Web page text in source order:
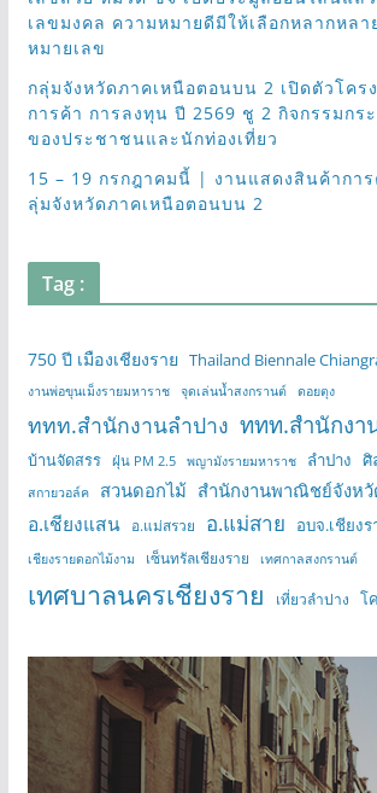
เลขมงคล ความหมายดีมีให้เลือกหลากหลา
หมายเลข
กลุ่มจังหวัดภาคเหนือตอนบน 2 เปิดตัวโคร
การค้า การลงทุน ปี 2569 ชู 2 กิจกรรมกร
ของประชาชนและนักท่องเที่ยว
15 – 19 กรกฎาคมนี้ | งานแสดงสินค้ากา
ลุ่มจังหวัดภาคเหนือตอนบน 2
Tag :
750 ปี เมืองเชียงราย Thailand Biennale
งานพ่อขุนเม็งรายมหาราช จุดเล่นน้ำสงกรานต์ ดอยตุง
ททท.สำนักงานลำปาง ททท.สำนักงา
บ้านจัดสรร ฝุ่น PM 2.5 พญามังรายมหาราช ลำปาง ศิ
สกายวอล์ค สวนดอกไม้ สำนักงานพาณิชย์จังหวั
อ.เชียงแสน อ.แม่สรวย อ.แม่สาย อบจ.เชียงร
เชียงรายดอกไม้งาม เซ็นทรัลเชียงราย เทศกาลสงกรานต์
เทศบาลนครเชียงราย เที่ยวลำปาง โ